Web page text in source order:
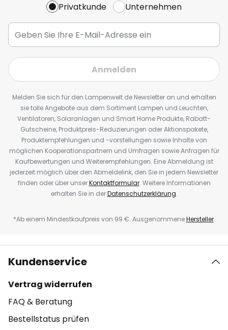
Privatkunde Unternehmen
Anmelden
Melden Sie sich für den Lampenwelt.de Newsletter an und erhalten
sie tolle Angebote aus dem Sortiment Lampen und Leuchten,
Ventilatoren, Solaranlagen und Smart Home Produkte, Rabatt-
Gutscheine, Produktpreis-Reduzierungen oder Aktionspakete,
Produktempfehlungen und -vorstellungen sowie Inhalte von
möglichen Kooperationspartnern und Umfragen sowie Anfragen für
Kaufbewertungen und Weiterempfehlungen. Eine Abmeldung ist
jederzeit möglich über den Abmeldelink, den Sie in jedem Newsletter
finden oder über unserKontaktformular. Weitere Informationen
erhalten Sie in derDatenschutzerklärung.
*Ab einem Mindestkaufpreis von 99 €. AusgenommeneHersteller.
Kundenservice
Vertrag widerrufen
FAQ & Beratung
Bestellstatus prüfen